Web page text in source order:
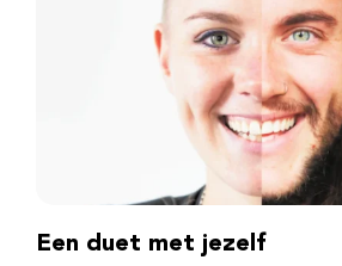
Een duet met jezelf